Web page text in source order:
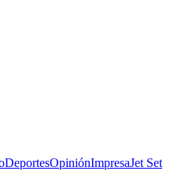
DeportesOpiniónImpresaJet Set